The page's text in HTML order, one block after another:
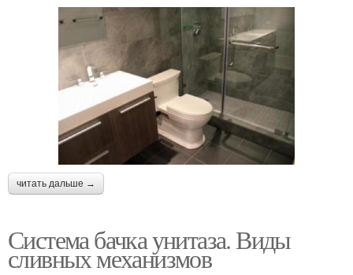
читать дальше →
Система бачка унитаза. Виды
сливных механизмов